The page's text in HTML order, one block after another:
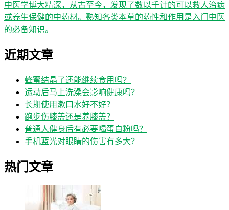
中医学博大精深，从古至今，发现了数以千计的可以救人治病
或养生保健的中药材。熟知各类本草的药性和作用是入门中医
的必备知识。
近期文章
蜂蜜结晶了还能继续食用吗？
运动后马上洗澡会影响健康吗？
长期使用漱口水好不好？
跑步伤膝盖还是养膝盖？
普通人健身后有必要喝蛋白粉吗？
手机蓝光对眼睛的伤害有多大？
热门文章